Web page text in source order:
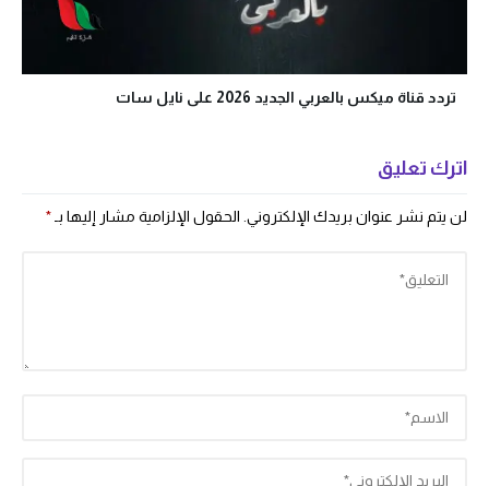
تردد قناة ميكس بالعربي الجديد 2026 على نايل سات
اترك تعليق
لن يتم نشر عنوان بريدك الإلكتروني. الحقول الإلزامية مشار إليها بـ*